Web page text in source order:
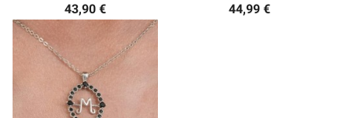
43,90 € 44,99 €